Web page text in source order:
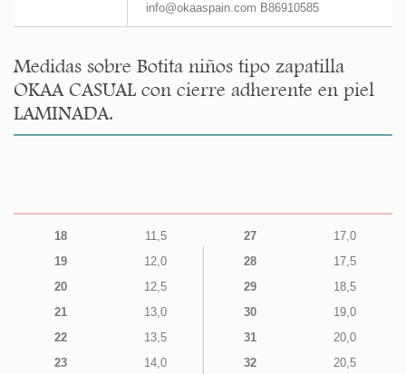
info@okaaspain.com B86910585
Medidas sobre Botita niños tipo zapatilla
OKAA CASUAL con cierre adherente en piel
LAMINADA.
18
11,5
19
12,0
20
12,5
21
13,0
22
13,5
23
14,0
27
17,0
28
17,5
29
18,5
30
19,0
31
20,0
32
20,5